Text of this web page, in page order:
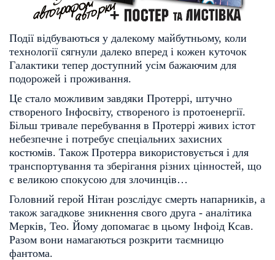
Події відбуваються у далекому майбутньому, коли
технології сягнули далеко вперед і кожен куточок
Галактики тепер доступний усім бажаючим для
подорожей і проживання.
Це стало можливим завдяки Протеррі, штучно
створеного Інфосвіту, створеного із протоенергії.
Більш тривале перебування в Протеррі живих істот
небезпечне і потребує спеціальних захисних
костюмів. Також Протерра використовується і для
транспортування та зберігання різних цінностей, що
є великою спокусою для злочинців…
Головний герой Нітан розслідує смерть напарників, а
також загадкове зникнення свого друга - аналітика
Мерків, Тео. Йому допомагає в цьому Інфоід Ксав.
Разом вони намагаються розкрити таємницю
фантома.